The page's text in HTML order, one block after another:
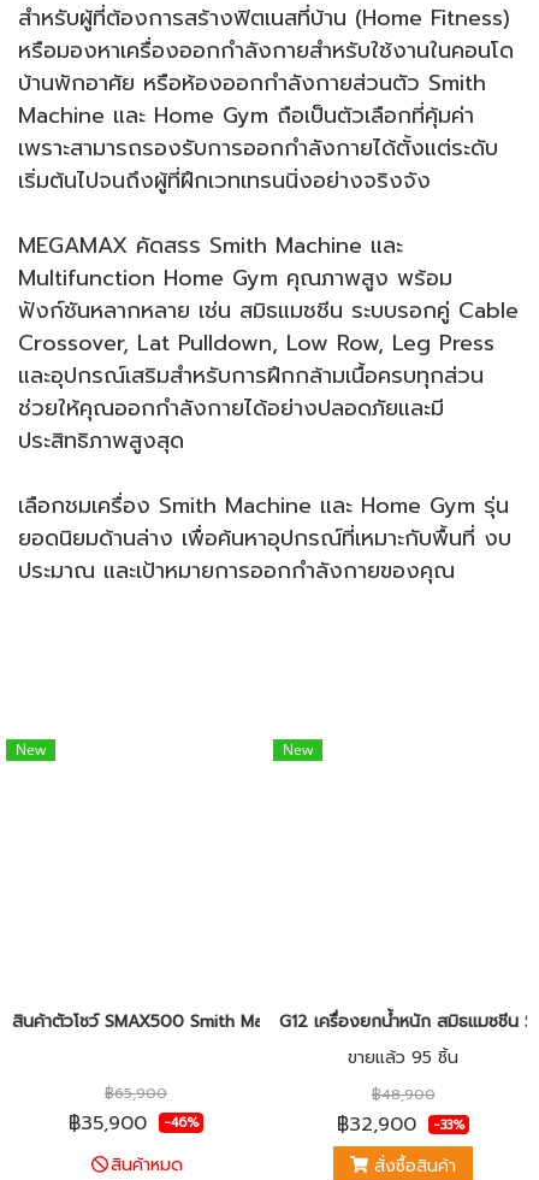
สำหรับผู้ที่ต้องการสร้างฟิตเนสที่บ้าน (Home Fitness)
หรือมองหาเครื่องออกกำลังกายสำหรับใช้งานในคอนโด
บ้านพักอาศัย หรือห้องออกกำลังกายส่วนตัว Smith
Machine และ Home Gym ถือเป็นตัวเลือกที่คุ้มค่า
เพราะสามารถรองรับการออกกำลังกายได้ตั้งแต่ระดับ
เริ่มต้นไปจนถึงผู้ที่ฝึกเวทเทรนนิ่งอย่างจริงจัง
MEGAMAX คัดสรร Smith Machine และ
Multifunction Home Gym คุณภาพสูง พร้อม
ฟังก์ชันหลากหลาย เช่น สมิธแมชชีน ระบบรอกคู่ Cable
Crossover, Lat Pulldown, Low Row, Leg Press
และอุปกรณ์เสริมสำหรับการฝึกกล้ามเนื้อครบทุกส่วน
ช่วยให้คุณออกกำลังกายได้อย่างปลอดภัยและมี
ประสิทธิภาพสูงสุด
เลือกชมเครื่อง Smith Machine และ Home Gym รุ่น
ยอดนิยมด้านล่าง เพื่อค้นหาอุปกรณ์ที่เหมาะกับพื้นที่ งบ
ประมาณ และเป้าหมายการออกกำลังกายของคุณ
New
สินค้าตัวโชว์ SMAX500 Smith Machine Homegym
฿65,900
฿35,900 -46%
สินค้าหมด
New
G12 เครื่องยกน้ำหนัก สมิธแมชชีน
ขายแล้ว 95 ชิ้น
฿48,900
฿32,900 -33%
สั่งซื้อสินค้า